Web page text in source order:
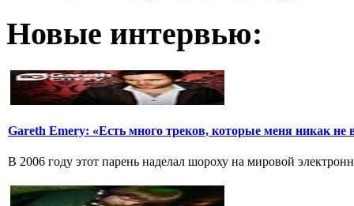
Новые интервью:
Gareth Emery: «Есть много треков, которые меня никак не
В 2006 году этот парень наделал шороху на мировой